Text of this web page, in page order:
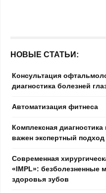
НОВЫЕ СТАТЬИ:
Консультация
диагностика болезней
Автоматизация фитнеса
Комплексная
важен экспертный подход
Современная
«IMPL»: безболезненные
здоровья зубов